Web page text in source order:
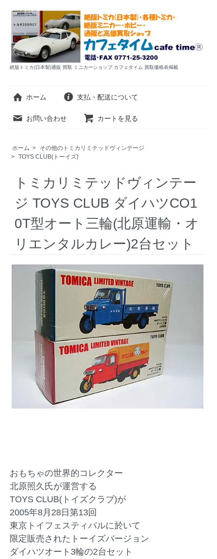
絶版トミカ(日本製)通販 買取 ミニカーショップ カフェタイム 買取価格表掲載
ホーム 支払・配送について
お問い合わせ カートを見る
ホーム >
その他のトミカリミテッドヴィンテージ
> TOYS CLUB(トーイズ)
トミカリミテッドヴィンテー
ジ TOYS CLUB ダイハツCO1
0T型オート三輪(北原運輸・オ
リエンタルカレー)2台セット
おもちゃの世界的コレクター
北原照久氏が運営する
TOYS CLUB(トイズクラブ)が
2005年8月28日第13回
東京トイフェスティバルに於いて
限定販売されたトーイズバージョン
ダイハツオート3輪の2台セット